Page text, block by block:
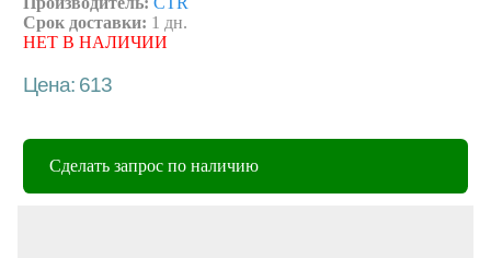
Срок доставки: 1 дн.
НЕТ В НАЛИЧИИ
Цена: 613
Сделать запрос по наличию